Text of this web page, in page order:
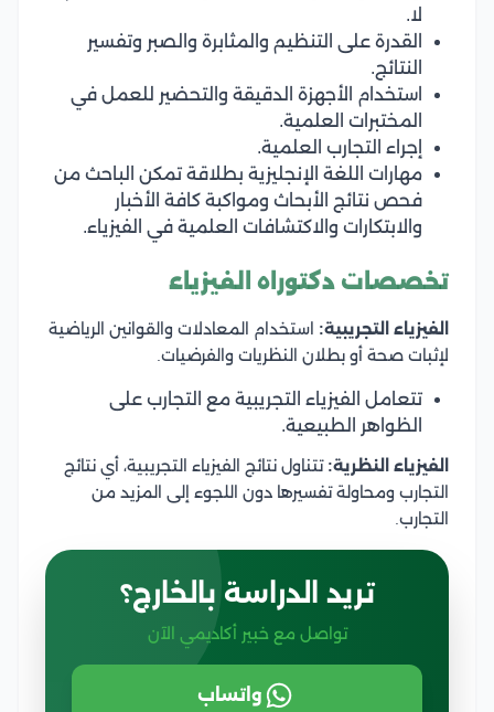
لا.
القدرة على التنظيم والمثابرة والصبر وتفسير
النتائج.
استخدام الأجهزة الدقيقة والتحضير للعمل في
المختبرات العلمية.
إجراء التجارب العلمية.
مهارات اللغة الإنجليزية بطلاقة تمكن الباحث من
فحص نتائج الأبحاث ومواكبة كافة الأخبار
والابتكارات والاكتشافات العلمية في الفيزياء.
تخصصات دكتوراه الفيزياء
الفيزياء التجريبية: استخدام المعادلات والقوانين الرياضية
لإثبات صحة أو بطلان النظريات والفرضيات.
تتعامل الفيزياء التجريبية مع التجارب على
الظواهر الطبيعية.
الفيزياء النظرية: تتناول نتائج الفيزياء التجريبية، أي نتائج
التجارب ومحاولة تفسيرها دون اللجوء إلى المزيد من
التجارب.
تريد الدراسة بالخارج؟
تواصل مع خبير أكاديمي الآن
واتساب